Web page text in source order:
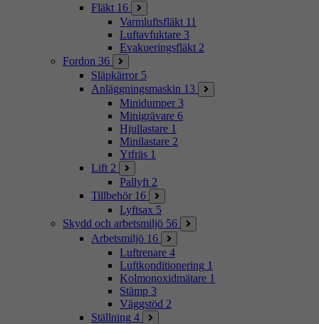
Fläkt 16
Varmluftsfläkt 11
Luftavfuktare 3
Evakueringsfläkt 2
Fordon 36
Släpkärror 5
Anläggningsmaskin 13
Minidumper 3
Minigrävare 6
Hjullastare 1
Minilastare 2
Ytfräs 1
Lift 2
Pallyft 2
Tillbehör 16
Lyftsax 5
Skydd och arbetsmiljö 56
Arbetsmiljö 16
Luftrenare 4
Luftkonditionering 1
Kolmonoxidmätare 1
Stämp 3
Väggstöd 2
Ställning 4